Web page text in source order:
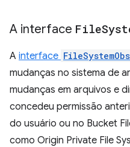
A interface File
A interface
mudanças no sistema de
mudanças em arquivos e
concedeu permissão
do usuário ou no Bucket
como Origin Private File